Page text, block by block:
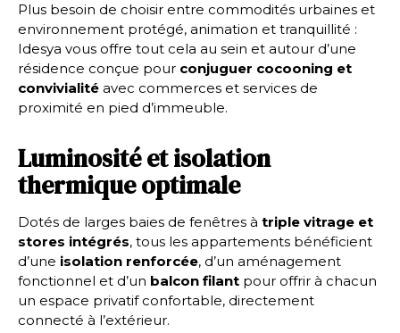
Plus besoin de choisir entre commodités urbaines et
environnement protégé, animation et tranquillité :
Idesya vous offre tout cela au sein et autour d’une
résidence conçue pour conjuguer cocooning et
convivialité avec commerces et services de
proximité en pied d’immeuble.
Luminosité et isolation
thermique optimale
Dotés de larges baies de fenêtres à triple vitrage et
stores intégrés, tous les appartements bénéficient
d’une isolation renforcée, d’un aménagement
fonctionnel et d’un balcon filant pour offrir à chacun
un espace privatif confortable, directement
connecté à l’extérieur.